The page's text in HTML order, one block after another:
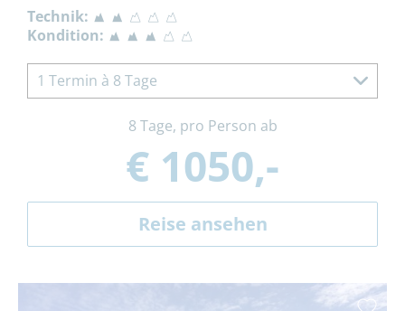
Technik:
Kondition:
1 Termin à 8 Tage
8 Tage, pro Person ab
€ 1050,-
Reise ansehen